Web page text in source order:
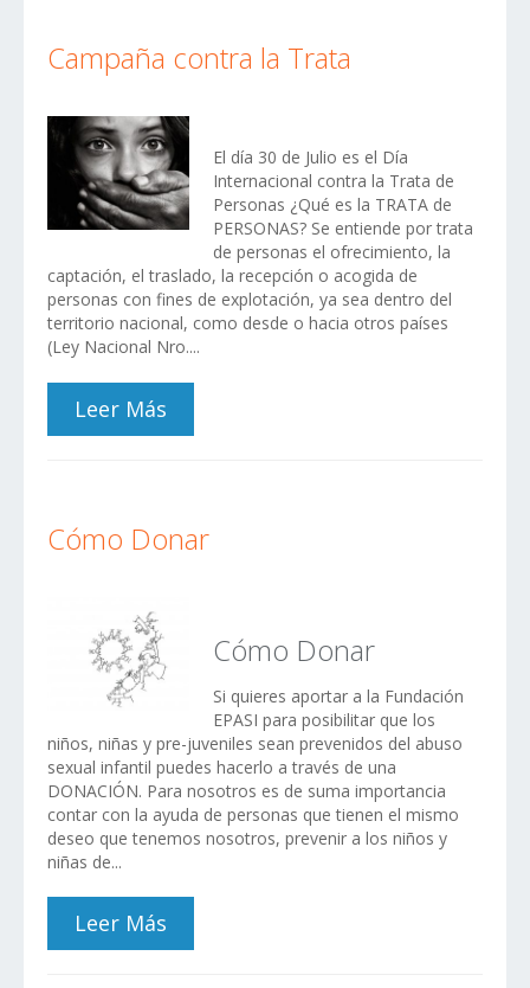
Campaña contra la Trata
El día 30 de Julio es el Día
Internacional contra la Trata de
Personas ¿Qué es la TRATA de
PERSONAS? Se entiende por trata
de personas el ofrecimiento, la
captación, el traslado, la recepción o acogida de
personas con fines de explotación, ya sea dentro del
territorio nacional, como desde o hacia otros países
(Ley Nacional Nro....
Leer Más
Cómo Donar
Cómo Donar
Si quieres aportar a la Fundación
EPASI para posibilitar que los
niños, niñas y pre-juveniles sean prevenidos del abuso
sexual infantil puedes hacerlo a través de una
DONACIÓN. Para nosotros es de suma importancia
contar con la ayuda de personas que tienen el mismo
deseo que tenemos nosotros, prevenir a los niños y
niñas de...
Leer Más